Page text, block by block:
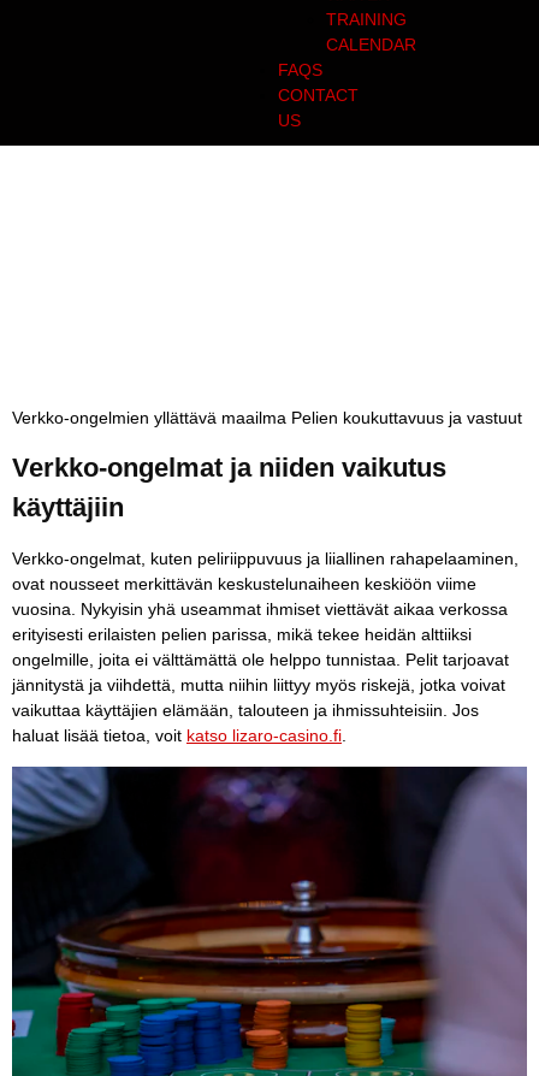
TRAINING
CALENDAR
FAQS
CONTACT
US
Verkko-ongelmien yllättävä maailma Pelien koukuttavuus ja vastuut
Verkko-ongelmat ja niiden vaikutus
käyttäjiin
Verkko-ongelmat, kuten peliriippuvuus ja liiallinen rahapelaaminen,
ovat nousseet merkittävän keskustelunaiheen keskiöön viime
vuosina. Nykyisin yhä useammat ihmiset viettävät aikaa verkossa
erityisesti erilaisten pelien parissa, mikä tekee heidän alttiiksi
ongelmille, joita ei välttämättä ole helppo tunnistaa. Pelit tarjoavat
jännitystä ja viihdettä, mutta niihin liittyy myös riskejä, jotka voivat
vaikuttaa käyttäjien elämään, talouteen ja ihmissuhteisiin. Jos
haluat lisää tietoa, voit katso lizaro-casino.fi.